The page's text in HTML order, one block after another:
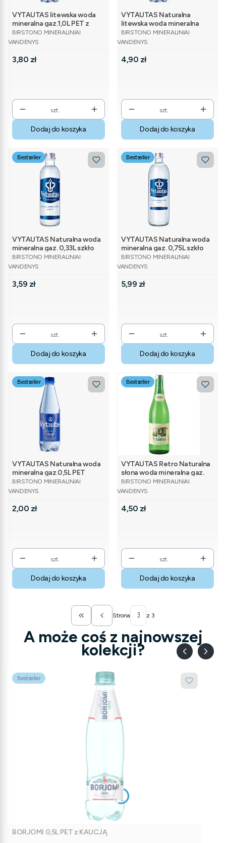
VYTAUTAS litewska woda
mineralna gaz.1,0L PET z
KAUCJĄ
PRODUCENT
BIRSTONO MINERALINIAI
VANDENYS
Cena
3,80 zł
szt.
Dodaj do koszyka
VYTAUTAS Naturalna
litewska woda mineralna
gaz.1,5L PET Z KAUCJĄ
PRODUCENT
BIRSTONO MINERALINIAI
VANDENYS
Cena
4,90 zł
szt.
Dodaj do koszyka
Bestseller
VYTAUTAS Naturalna woda
mineralna gaz. 0,33L szkło
PRODUCENT
BIRSTONO MINERALINIAI
VANDENYS
Cena
3,59 zł
szt.
Dodaj do koszyka
Bestseller
VYTAUTAS Naturalna woda
mineralna gaz. 0,75L szkło
PRODUCENT
BIRSTONO MINERALINIAI
VANDENYS
Cena
5,99 zł
szt.
Dodaj do koszyka
Bestseller
VYTAUTAS Naturalna woda
mineralna gaz.0,5L PET
PRODUCENT
BIRSTONO MINERALINIAI
VANDENYS
Cena
2,00 zł
szt.
Dodaj do koszyka
Bestseller
VYTAUTAS Retro Naturalna
słona woda mineralna gaz.
0,5L szkło
PRODUCENT
BIRSTONO MINERALINIAI
VANDENYS
Cena
4,50 zł
szt.
Dodaj do koszyka
Wróć do pierwszej strony z produktami
Strona z 3
A może coś z najnowszej
kolekcji?
Bestseller
BORJOMI 0,5L PET z KAUCJĄ